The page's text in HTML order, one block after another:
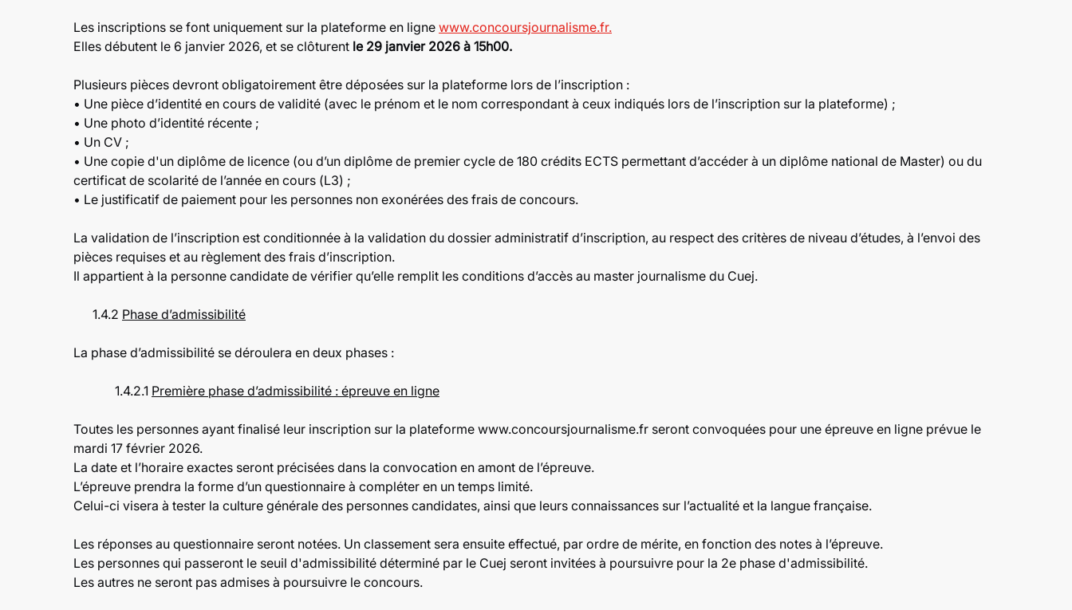
Les inscriptions se font uniquement sur la plateforme en ligne www.concoursjournalisme.fr.
Elles débutent le 6 janvier 2026, et se clôturent le 29 janvier 2026 à 15h00.
Plusieurs pièces devront obligatoirement être déposées sur la plateforme lors de l’inscription :
• Une pièce d’identité en cours de validité (avec le prénom et le nom correspondant à ceux indiqués lors de l’inscription sur la plateforme) ;
• Une photo d’identité récente ;
• Un CV ;
• Une copie d'un diplôme de licence (ou d’un diplôme de premier cycle de 180 crédits ECTS permettant d’accéder à un diplôme national de Master) ou du
certificat de scolarité de l’année en cours (L3) ;
• Le justificatif de paiement pour les personnes non exonérées des frais de concours.
La validation de l’inscription est conditionnée à la validation du dossier administratif d’inscription, au respect des critères de niveau d’études, à l’envoi des
pièces requises et au règlement des frais d’inscription.
Il appartient à la personne candidate de vérifier qu’elle remplit les conditions d’accès au master journalisme du Cuej.
1.4.2 Phase d’admissibilité
La phase d’admissibilité se déroulera en deux phases :
1.4.2.1 Première phase d’admissibilité : épreuve en ligne
Toutes les personnes ayant finalisé leur inscription sur la plateforme www.concoursjournalisme.fr seront convoquées pour une épreuve en ligne prévue le
mardi 17 février 2026.
La date et l’horaire exactes seront précisées dans la convocation en amont de l’épreuve.
L’épreuve prendra la forme d’un questionnaire à compléter en un temps limité.
Celui-ci visera à tester la culture générale des personnes candidates, ainsi que leurs connaissances sur l’actualité et la langue française.
Les réponses au questionnaire seront notées. Un classement sera ensuite effectué, par ordre de mérite, en fonction des notes à l’épreuve.
Les personnes qui passeront le seuil d'admissibilité déterminé par le Cuej seront invitées à poursuivre pour la 2e phase d'admissibilité.
Les autres ne seront pas admises à poursuivre le concours.